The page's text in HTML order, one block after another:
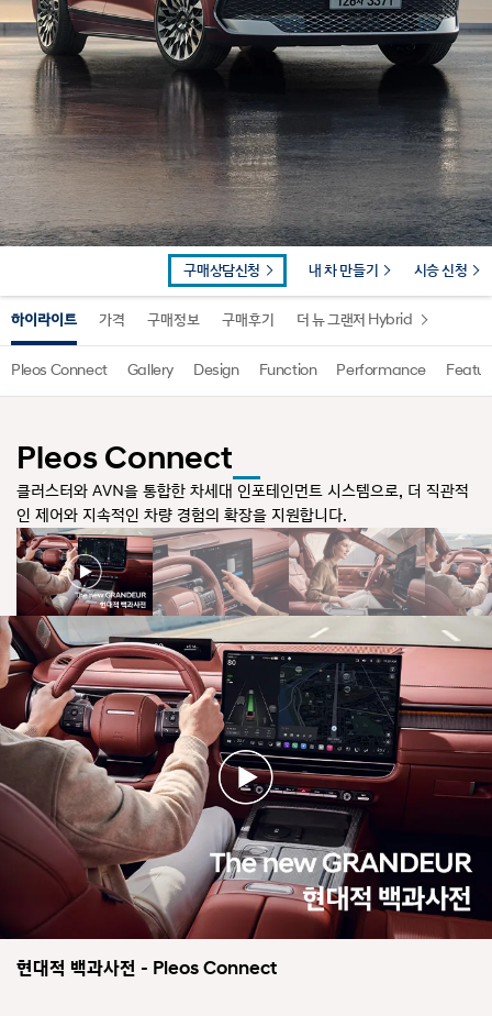
하이라이트 가격 구매정보 구매후기 더 뉴 그랜저 Hybrid
구매상담신청 내 차 만들기 시승 신청
Pleos Connect Gallery Design Function Performance
Pleos Connect
클러스터와 AVN을 통합한 차세대 인포테인먼트 시스템으로, 더 직관적
인 제어와 지속적인 차량 경험의 확장을 지원합니다.
현대적 백과사전 - Pleos Connect